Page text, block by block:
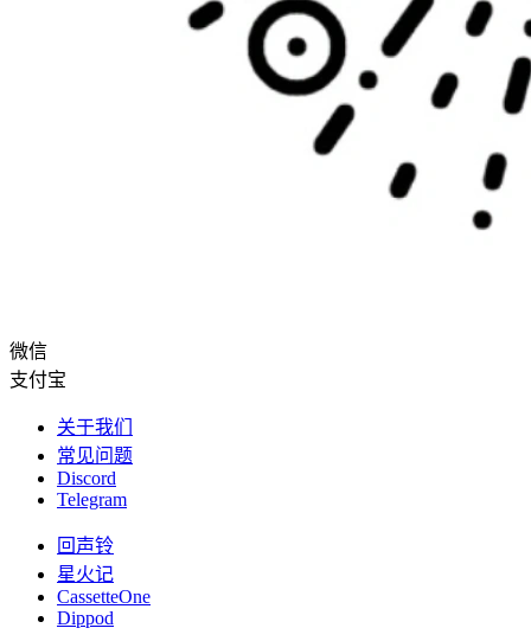
微信
支付宝
关于我们
常见问题
Discord
Telegram
回声铃
星火记
CassetteOne
Dippod